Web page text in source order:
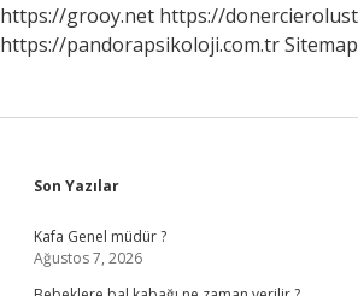
https://grooy.net https://
https://pandorapsikoloji.com.trSitemap
Sidebar
Son Yazılar
Kafa Genel müdür ?
Ağustos 7, 2026